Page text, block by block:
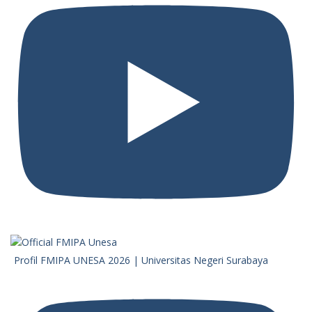
Profil FMIPA UNESA 2026 | Universitas Negeri Surabaya